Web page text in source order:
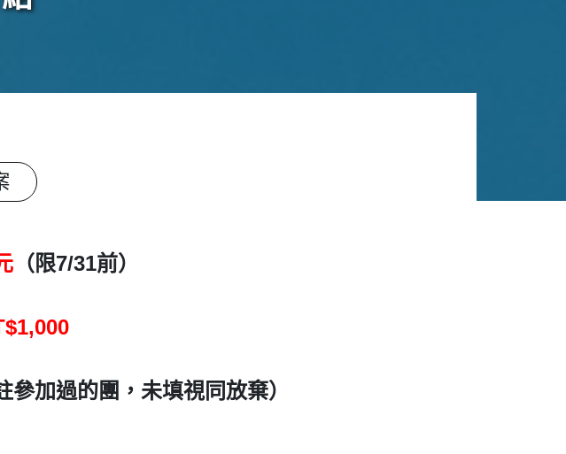
（限7/31前）
加過的團，未填視同放棄）